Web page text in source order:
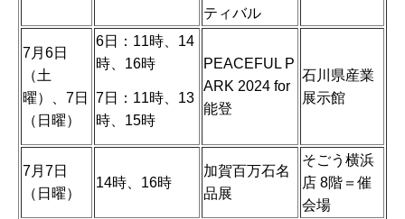
ティバル
7月6日
（土
曜）、7日
（日曜）
6日：11時、14
時、16時
7日：11時、13
時、15時
PEACEFUL P
ARK 2024 for
能登
石川県産業
展示館
7月7日
（日曜）
14時、16時
加賀百万石名
品展
そごう横浜
店 8階＝催
会場